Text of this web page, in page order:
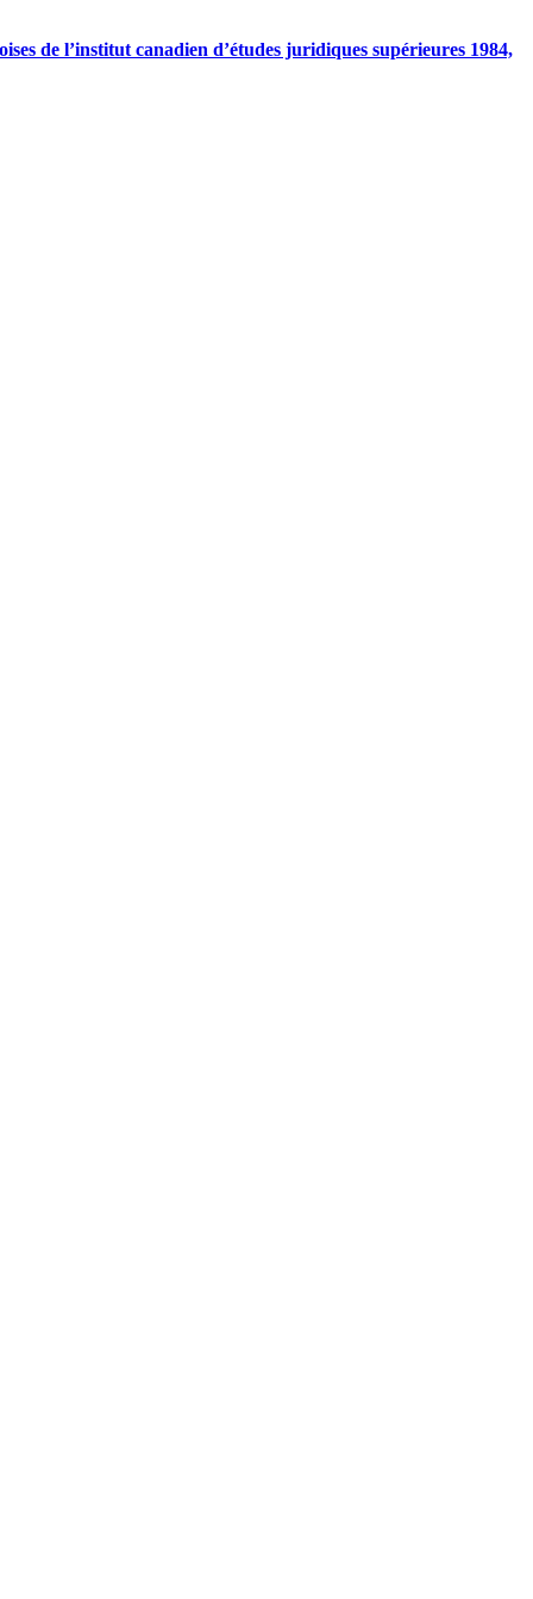
de l’institut canadien d’études juridiques supérieures 1984,